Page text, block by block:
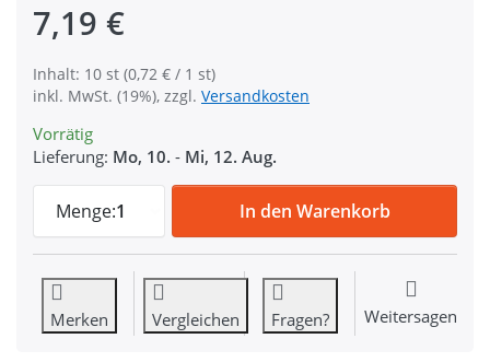
7,19 €
Inhalt: 10 st (0,72 € / 1 st)
inkl. MwSt. (19%), zzgl. Versandkosten
Vorrätig
Lieferung: Mo, 10. - Mi, 12. Aug.
Menge:1
35mm Rundring (Innenmaß) aus V4A
In den Warenkorb
Merken Vergleichen Fragen? Weitersagen